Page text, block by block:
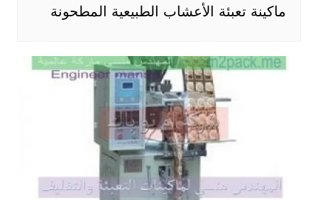
ماكينة تعبئة الأعشاب الطبيعية المطحونة